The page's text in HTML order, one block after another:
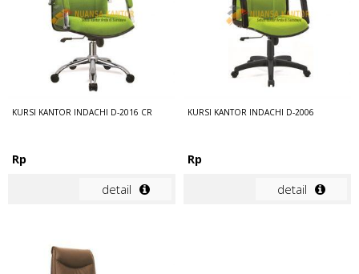
KURSI KANTOR INDACHI D-2016 CR
Rp
detail
KURSI KANTOR INDACHI D-2006
Rp
detail